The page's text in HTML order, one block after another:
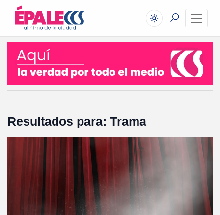
Resultados para: Trama